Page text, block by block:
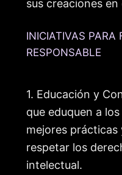
sus creaciones
INICIATIVAS PARA
RESPONSABLE
1. Educación y
que eduquen a
mejores
respetar los
intelectual.